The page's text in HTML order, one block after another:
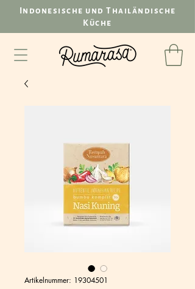
Indonesische und Thailändische
Küche
Artikelnummer: 19304501